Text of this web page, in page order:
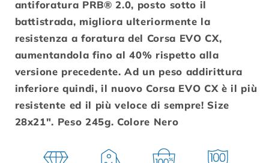
antiforatura PRB® 2.0, posto sotto il
battistrada, migliora ulteriormente la
resistenza a foratura del Corsa EVO CX,
aumentandola fino al 40% rispetto alla
versione precedente. Ad un peso addirittura
inferiore quindi, il nuovo Corsa EVO CX è il più
resistente ed il più veloce di sempre! Size
28x21". Peso 245g. Colore Nero